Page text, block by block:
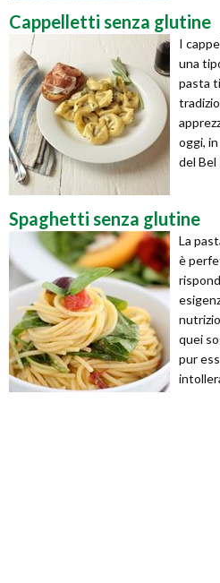
Cappelletti senza glutine
I
una
pasta
oggi,
del Bel
Spaghetti senza glutine
La
è
quei
pur